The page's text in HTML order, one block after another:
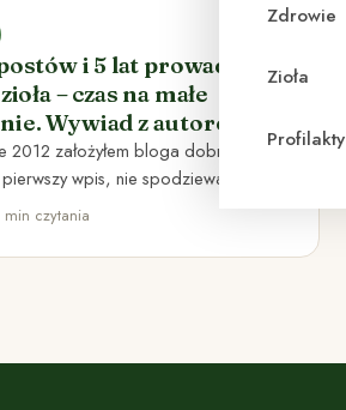
Zdrowie
Zioła
i 5 lat prowadzenia
– czas na małe
Wywiad z autorem.
2012 założyłem bloga dobre zioła i
wpis, nie spodziewałem się,
min czytania